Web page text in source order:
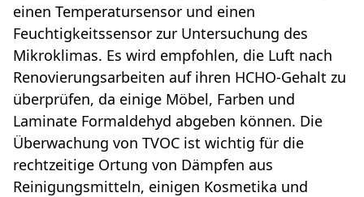
einen Temperatursensor und einen
Feuchtigkeitssensor zur Untersuchung des
Mikroklimas. Es wird empfohlen, die Luft nach
Renovierungsarbeiten auf ihren HCHO-Gehalt zu
überprüfen, da einige Möbel, Farben und
Laminate Formaldehyd abgeben können. Die
Überwachung von TVOC ist wichtig für die
rechtzeitige Ortung von Dämpfen aus
Reinigungsmitteln, einigen Kosmetika und